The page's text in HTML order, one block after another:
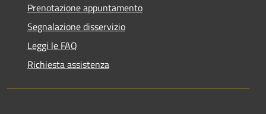
Prenotazione appuntamento
Segnalazione disservizio
Leggi le FAQ
Richiesta assistenza